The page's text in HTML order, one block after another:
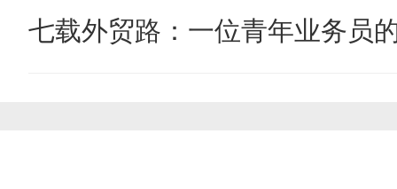
七载外贸路：一位青年业务员